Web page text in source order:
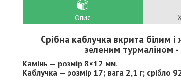
Опис
Срібна каблучка вкрита білим
зеленим турмаліном
Камінь — розмір 8×12 мм.
Каблучка — розмір 17; вага 2,1 г; срібло